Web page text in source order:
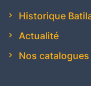
Historique
Actualité
Nos catalogues